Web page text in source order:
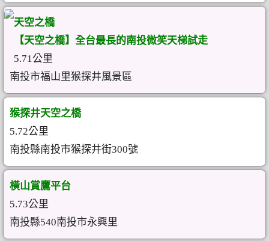
天空之橋
【天空之橋】全台最長的南投微笑天梯試走
5.71公里
南投市福山里猴探井風景區
猴探井天空之橋
5.72公里
南投縣南投市猴探井街300號
橫山賞鷹平台
5.73公里
南投縣540南投市永興里